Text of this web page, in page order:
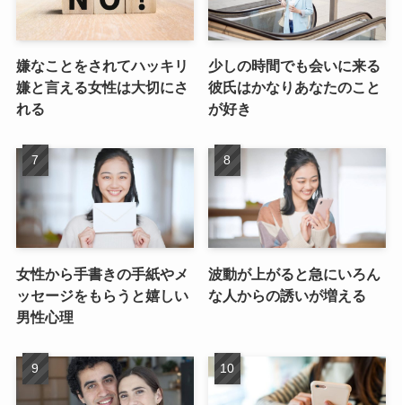
嫌なことをされてハッキリ
嫌と言える女性は大切にさ
れる
少しの時間でも会いに来る
彼氏はかなりあなたのこと
が好き
女性から手書きの手紙やメ
ッセージをもらうと嬉しい
男性心理
波動が上がると急にいろん
な人からの誘いが増える